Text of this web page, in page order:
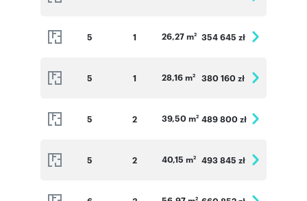
5 1 26,27 m2 354 645 zł
5 1 28,16 m2 380 160 zł
5 2 39,50 m2 489 800 zł
5 2 40,15 m2 493 845 zł
2